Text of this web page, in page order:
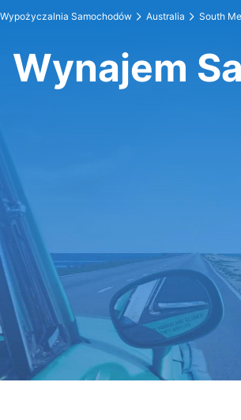
Wypożyczalnia Samochodów Australia South
Wynajem